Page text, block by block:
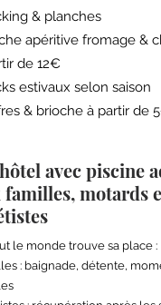
& planches
apéritive fromage &
de 12€
estivaux selon saison
& brioche à partir de
avec piscine
familles, motards
le monde trouve sa place :
: baignade, détente,